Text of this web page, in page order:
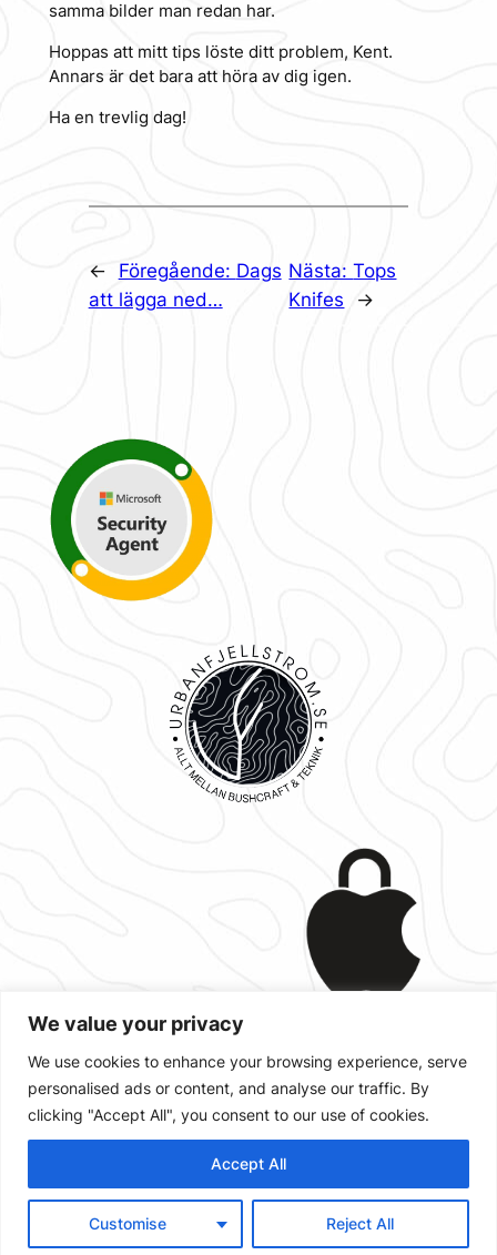
We value your privacy
We use cookies to enhance your browsing experience, serve
personalised ads or content, and analyse our traffic. By
clicking "Accept All", you consent to our use of cookies.
Customise Reject All
Accept All
samma bilder man redan har.
Hoppas att mitt tips löste ditt problem, Kent.
Annars är det bara att höra av dig igen.
Ha en trevlig dag!
← Föregående: Dags
att lägga ned…
Nästa:Tops
Knifes
→
Designad med , ochWordPress